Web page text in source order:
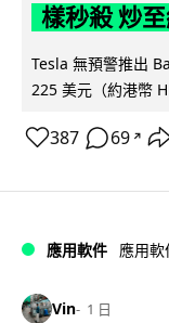
樣秒殺 炒
Tesla 無預警推出
225 美元（約港幣
387 69 ↗
應用軟件 應用軟
Vin 1 日